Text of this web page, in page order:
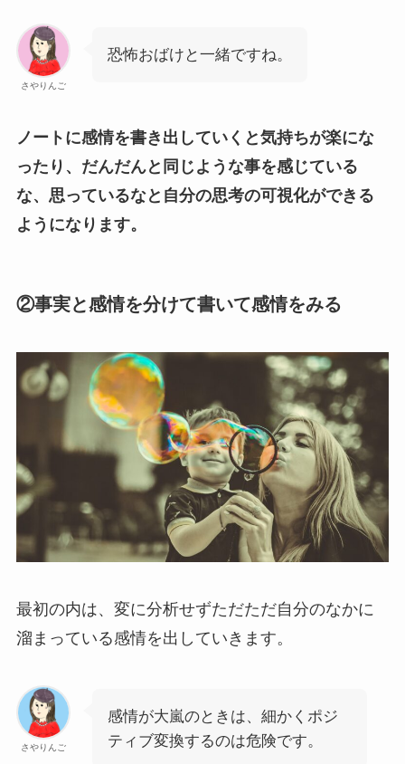
さやりんご
恐怖おばけと一緒ですね。
ノートに感情を書き出していくと気持ちが楽にな
ったり、だんだんと同じような事を感じている
な、思っているなと自分の思考の可視化ができる
ようになります。
②事実と感情を分けて書いて感情をみる
最初の内は、変に分析せずただただ自分のなかに
溜まっている感情を出していきます。
さやりんご
感情が大嵐のときは、細かくポジ
ティブ変換するのは危険です。